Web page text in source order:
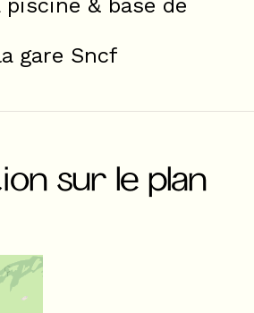
piscine & base de
gare Sncf
sur le plan